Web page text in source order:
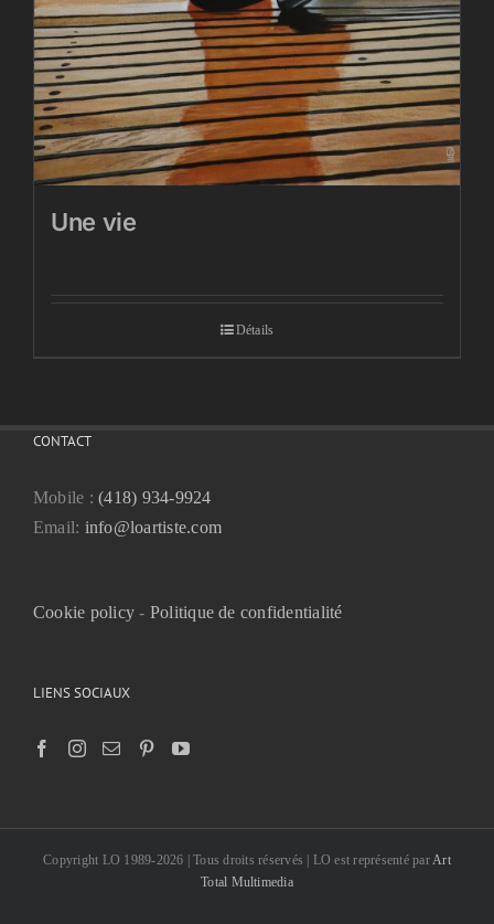
Une vie
Détails
CONTACT
Mobile :(418) 934-9924
Email: info@loartiste.com
Cookie policy - Politique de confidentialité
LIENS SOCIAUX
Copyright LO 1989-2026 | Tous droits réservés | LO est représenté par Art
Total Multimedia